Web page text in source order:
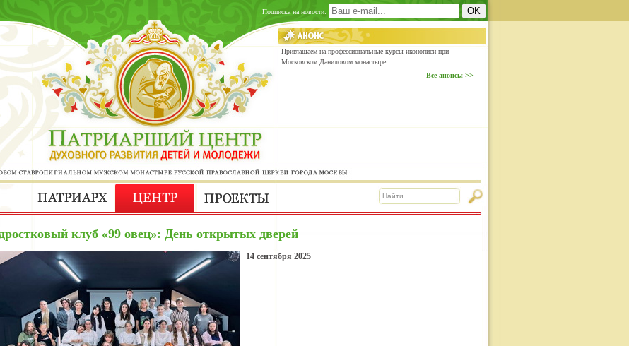
Подписка на новости:
Приглашаем на профессиональные курсы иконописи при
Московском Даниловом монастыре
Все анонсы >>
клуб «99 овец»: День открытых дверей
14 сентября 2025